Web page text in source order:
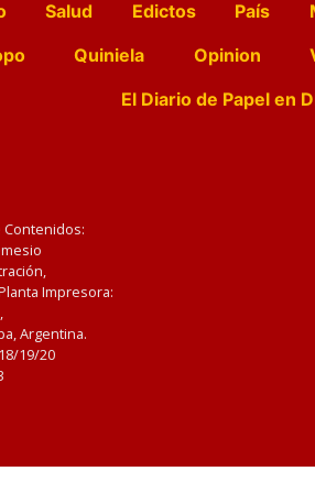
Salud Edictos País
Quiniela Opinion
El Diario de Papel en
Impresora:
Argentina.
19/20